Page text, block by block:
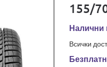
155/
Налични
Всички